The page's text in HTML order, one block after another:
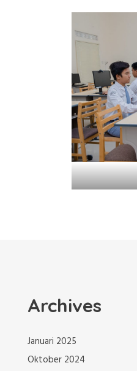
Archives
Januari 2025
Oktober 2024